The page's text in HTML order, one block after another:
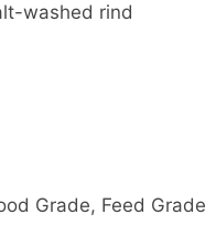
washed rind
Grade, Feed Grade